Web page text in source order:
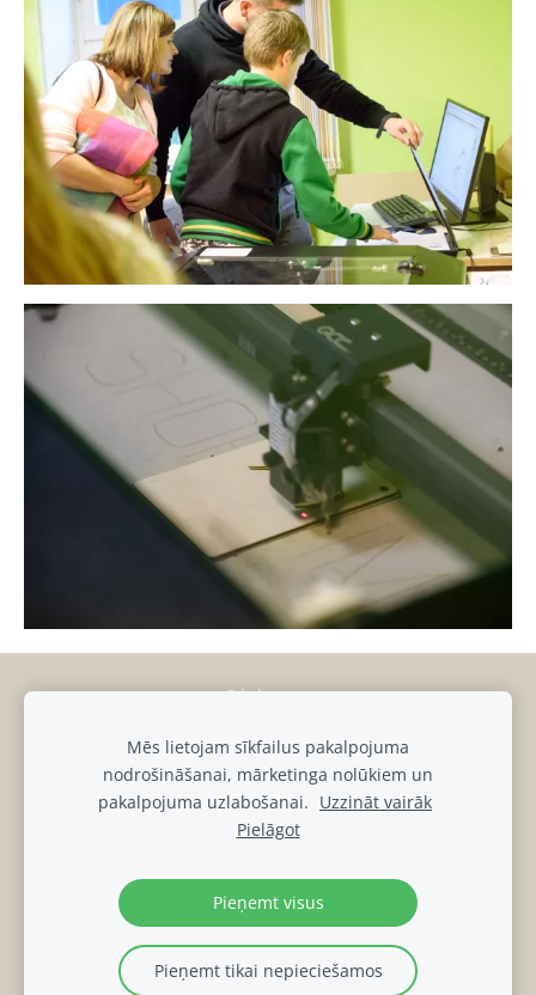
Sīkdatnes
muiza@luznava.lv
+37128686863,+37129390701
Pils iela 8, Lūznava, Lūznavas pagasts, Rēzeknes novads, LV-
4627
Lūznavas muižas DATU PRIVĀTUMA POLITIKA
Mēs lietojam sīkfailus pakalpojuma
nodrošināšanai, mārketinga nolūkiem un
pakalpojuma uzlabošanai. Uzzināt vairāk
Pielāgot
Pieņemt visus
Pieņemt tikai nepieciešamos